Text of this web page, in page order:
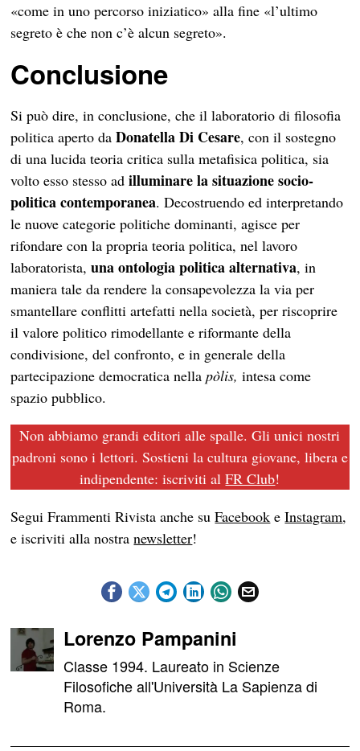
«come in uno percorso iniziatico» alla fine «l’ultimo
segreto è che non c’è alcun segreto».
Conclusione
Si può dire, in conclusione, che il laboratorio di filosofia
politica aperto daDonatella Di Cesare, con il sostegno
di una lucida teoria critica sulla metafisica politica, sia
volto esso stesso adilluminare la situazione socio-
politica contemporanea. Decostruendo ed interpretando
le nuove categorie politiche dominanti, agisce per
rifondare con la propria teoria politica, nel lavoro
laboratorista,una ontologia politica alternativa, in
maniera tale da rendere la consapevolezza la via per
smantellare conflitti artefatti nella società, per riscoprire
il valore politico rimodellante e riformante della
condivisione, del confronto, e in generale della
partecipazione democratica nellapòlis,intesa come
spazio pubblico.
Non abbiamo grandi editori alle spalle. Gli unici nostri
padroni sono i lettori. Sostieni la cultura giovane, libera e
indipendente: iscriviti alFR Club!
Segui Frammenti Rivista anche suFacebook eInstagram,
e iscriviti alla nostranewsletter!
Lorenzo Pampanini
Classe 1994. Laureato in Scienze
Filosofiche all'Università La Sapienza di
Roma.